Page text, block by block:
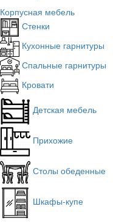
Корпусная мебель
Стенки
Кухонные гарнитуры
Спальные гарнитуры
Кровати
Детская мебель
Прихожие
Столы обеденные
Шкафы-купе